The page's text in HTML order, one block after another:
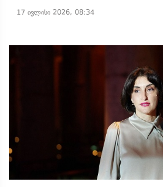
17 ივლისი 2026, 08:34